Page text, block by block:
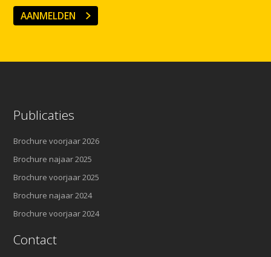
AANMELDEN
Publicaties
Brochure voorjaar 2026
Brochure najaar 2025
Brochure voorjaar 2025
Brochure najaar 2024
Brochure voorjaar 2024
Contact